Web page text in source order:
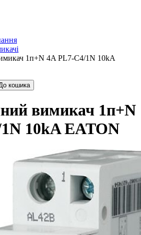
1п+N 4A PL7-C4/1N 10kA
кошика
вимикач 1п+N
10kA EATON